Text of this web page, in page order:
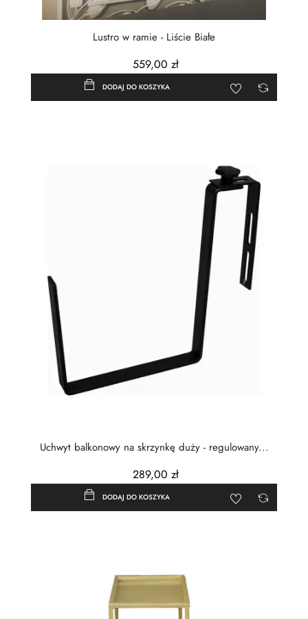
Lustro w ramie - Liście Białe
559,00 zł
DODAJ DO KOSZYKA
Uchwyt balkonowy na skrzynkę duży - regulowany...
289,00 zł
DODAJ DO KOSZYKA